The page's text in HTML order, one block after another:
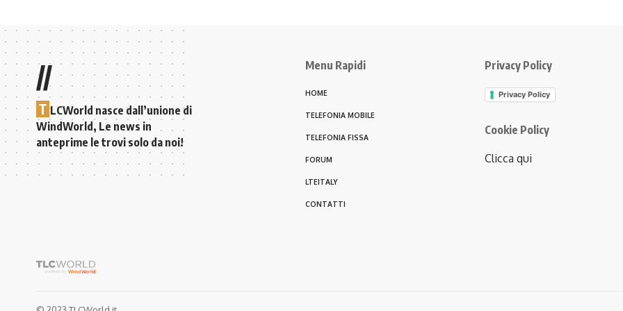
//
T LCWorld nasce dall’unione di
WindWorld, Le news in
anteprime le trovi solo da noi!
Menu Rapidi
HOME
TELEFONIA MOBILE
TELEFONIA FISSA
FORUM
LTEITALY
CONTATTI
Privacy Policy
Privacy Policy
Cookie Policy
Clicca qui